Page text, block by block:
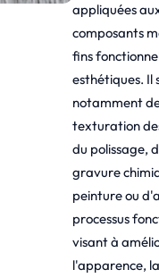
appliquées
composants
fins
esthétiques. Il
notamment
texturation
du polissage,
gravure
peinture ou
processus
visant à
l'apparence,